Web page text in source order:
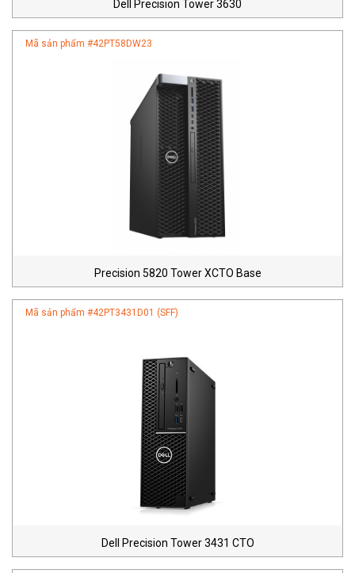
Dell Precision Tower 3630
Mã sản phẩm #42PT58DW23
Precision 5820 Tower XCTO Base
Mã sản phẩm #42PT3431D01 (SFF)
Dell Precision Tower 3431 CTO